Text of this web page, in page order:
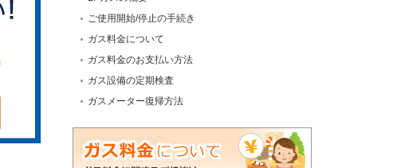
ご使用開始/停止の手続き
ガス料金について
ガス料金のお支払い方法
ガス設備の定期検査
ガスメーター復帰方法